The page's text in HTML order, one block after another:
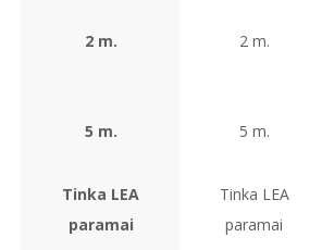
2 m. 2 m.
5 m. 5 m.
Tinka LEA
paramai
Tinka LEA
paramai